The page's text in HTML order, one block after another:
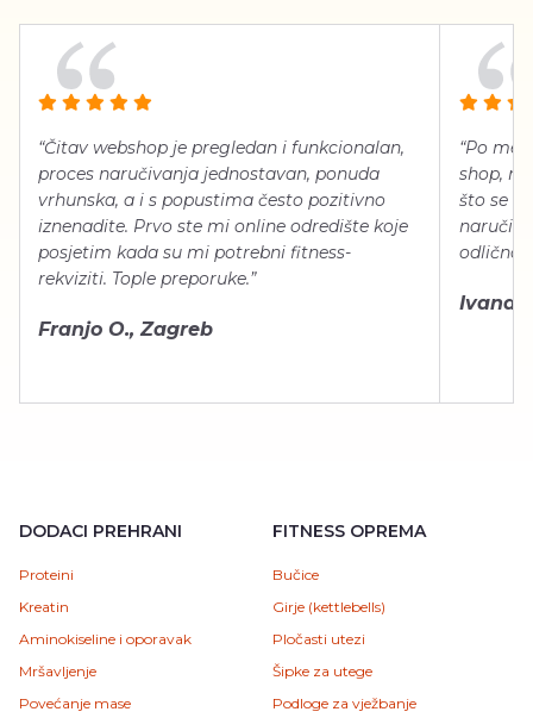
“Čitav webshop je pregledan i funkcionalan,
proces naručivanja jednostavan, ponuda
vrhunska, a i s popustima često pozitivno
iznenadite. Prvo ste mi online odredište koje
posjetim kada su mi potrebni fitness-
rekviziti. Tople preporuke.”
Franjo O., Zagreb
“Po
shop,
što se
naručiti,
odlično
Ivana
DODACI PREHRANI
Proteini
Kreatin
Aminokiseline i oporavak
Mršavljenje
Povećanje mase
FITNESS OPREMA
Bučice
Girje (kettlebells)
Pločasti utezi
Šipke za utege
Podloge za vježbanje